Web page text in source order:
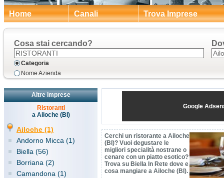
Home Canali Trova Imprese
Cosa stai cercando?
Categoria
Nome Azienda
Altre Imprese
Ristoranti
a Ailoche (BI)
Ailoche (1)
Andorno Micca (1)
Biella (56)
Borriana (2)
Camandona (1)
Google
Cerchi un ristorante a Ailoche
(BI)? Vuoi degustare le
migliori specialità nostrane o
cenare con un piatto esotico?
Trova su Biella In Rete dove e
cosa mangiare a Ailoche (BI).